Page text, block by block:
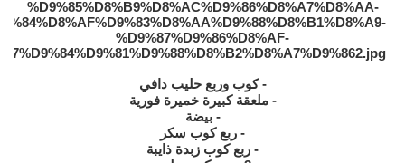
- كوب وربع حليب دافي
- ملعقة كبيرة خميرة فورية
- بيضة
- ربع كوب سكر
- ربع كوب زبدة ذايبة